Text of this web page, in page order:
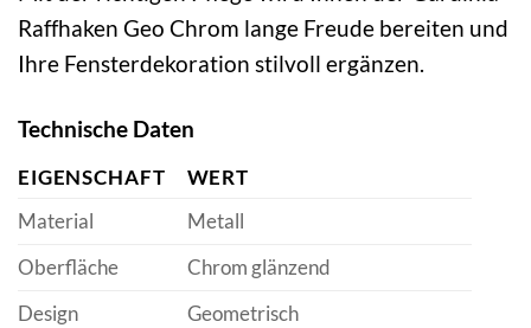
Raffhaken Geo Chrom lange Freude bereiten und
Ihre Fensterdekoration stilvoll ergänzen.
Technische Daten
EIGENSCHAFT
WERT
Material
Metall
Oberfläche
Chrom glänzend
Design
Geometrisch